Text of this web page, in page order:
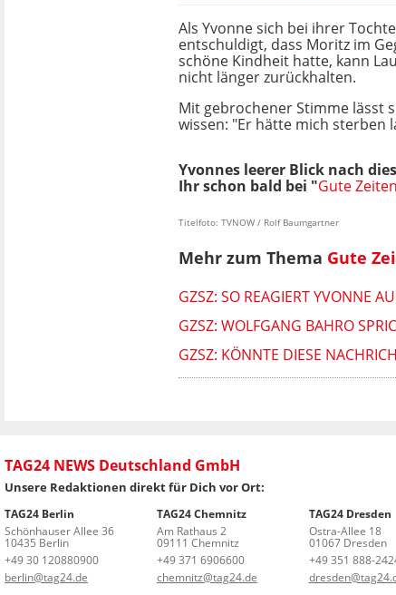
Als Yvonne sich bei ihrer
entschuldigt, dass Moritz im
schöne Kindheit hatte, kann
nicht länger zurückhalten.
Mit gebrochener Stimme lässt
wissen: "Er hätte mich sterben
Yvonnes leerer Blick nach
Ihr schon bald bei "Gute
Titelfoto: TVNOW / Rolf Baumgartner
Mehr zum Thema Gute
GZSZ: SO REAGIERT YVONNE
GZSZ: WOLFGANG BAHRO
GZSZ: KÖNNTE DIESE
TAG24 NEWS Deutschland GmbH
Unsere Redaktionen direkt für Dich vor Ort:
TAG24 Berlin
Schönhauser Allee 36
10435 Berlin
+49 30 120880900
berlin@tag24.de
TAG24 Chemnitz
Am Rathaus 2
09111 Chemnitz
+49 371 6906600
chemnitz@tag24.de
TAG24 Dresden
Ostra-Allee 18
01067 Dresden
+49 351 888-